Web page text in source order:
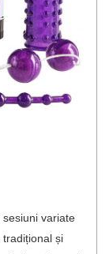
variate
și